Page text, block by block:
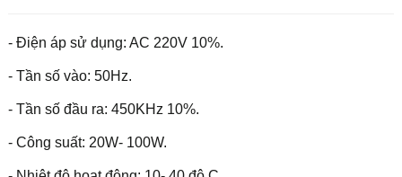
- Điện áp sử dụng: AC 220V 10%.
- Tần số vào: 50Hz.
- Tần số đầu ra: 450KHz 10%.
- Công suất: 20W- 100W.